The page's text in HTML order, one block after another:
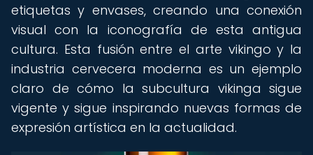
etiquetas y envases, creando una conexión
visual con la iconografía de esta antigua
cultura. Esta fusión entre el arte vikingo y la
industria cervecera moderna es un ejemplo
claro de cómo la subcultura vikinga sigue
vigente y sigue inspirando nuevas formas de
expresión artística en la actualidad.